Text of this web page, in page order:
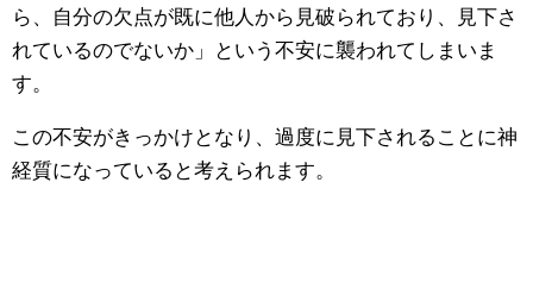
ら、自分の欠点が既に他人から見破られており、見下さ
れているのでないか」という不安に襲われてしまいま
す。
この不安がきっかけとなり、過度に見下されることに神
経質になっていると考えられます。